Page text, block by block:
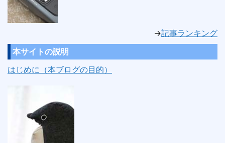
→記事ランキング
本サイトの説明
はじめに（本ブログの目的）